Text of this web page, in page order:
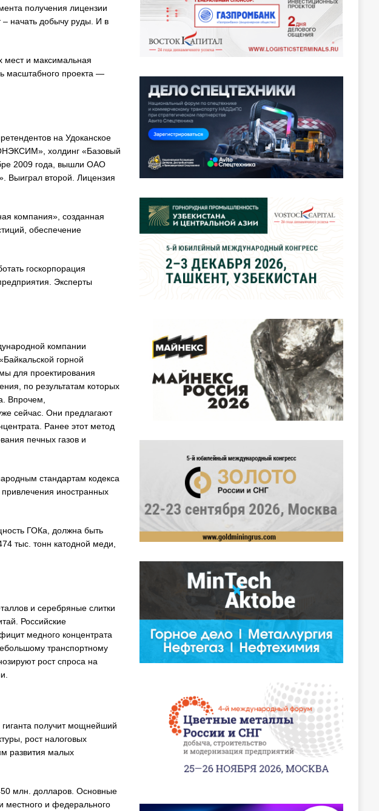
получения лицензии
– начать добычу руды. И в
мест и максимальная
масштабного проекта —
на Удоканское
холдинг «Базовый
2009 года, вышли ОАО
второй. Лицензия
компания», созданная
обеспечение
госкорпорация
Эксперты
компании
горной
для проектирования
по результатам которых
Впрочем,
сейчас. Они предлагают
Ранее этот метод
печных газов и
стандартам кодекса
иностранных
ГОКа, должна быть
тыс. тонн катодной меди,
и серебряные слитки
Российские
медного концентрата
транспортному
рост спроса на
получит мощнейший
рост налоговых
развития малых
млн. долларов. Основные
местного и федерального